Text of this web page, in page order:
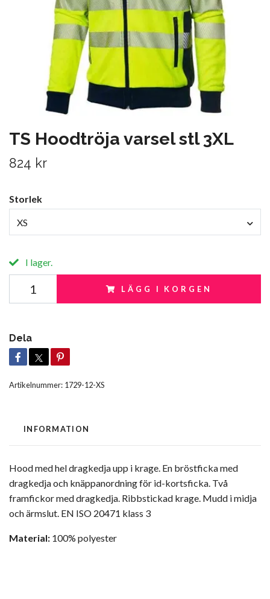
TS Hoodtröja varsel stl 3XL
824 kr
Storlek
XS
I lager.
LÄGG I KORGEN
Dela
Artikelnummer: 1729-12-XS
INFORMATION
Hood med hel dragkedja upp i krage. En bröstficka med
dragkedja och knäppanordning för id-kortsficka. Två
framfickor med dragkedja. Ribbstickad krage. Mudd i midja
och ärmslut. EN ISO 20471 klass 3
Material: 100% polyester